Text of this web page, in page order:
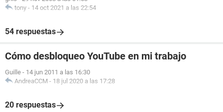
tony - 14 oct 2021 a las 22:54
54 respuestas
Cómo desbloqueo YouTube en mi trabajo
Guille - 14 jun 2011 a las 16:30
AndreaCCM - 18 jul 2020 a las 17:28
20 respuestas